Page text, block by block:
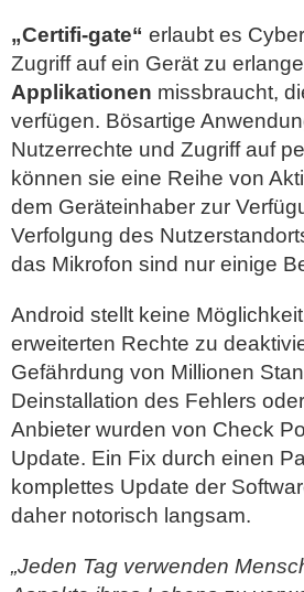
„Certifi-gate“ erlaubt es
Zugriff auf ein Gerät zu
Applikationen missbraucht,
verfügen. Bösartige
Nutzerrechte und Zugriff auf
können sie eine Reihe von
dem Geräteinhaber zur
Verfolgung des
das Mikrofon sind nur einige
Android stellt keine
erweiterten Rechte zu
Gefährdung von Millionen
Deinstallation des Fehlers
Anbieter wurden von Check
Update. Ein Fix durch einen
komplettes Update der
daher notorisch langsam.
„Jeden Tag verwenden